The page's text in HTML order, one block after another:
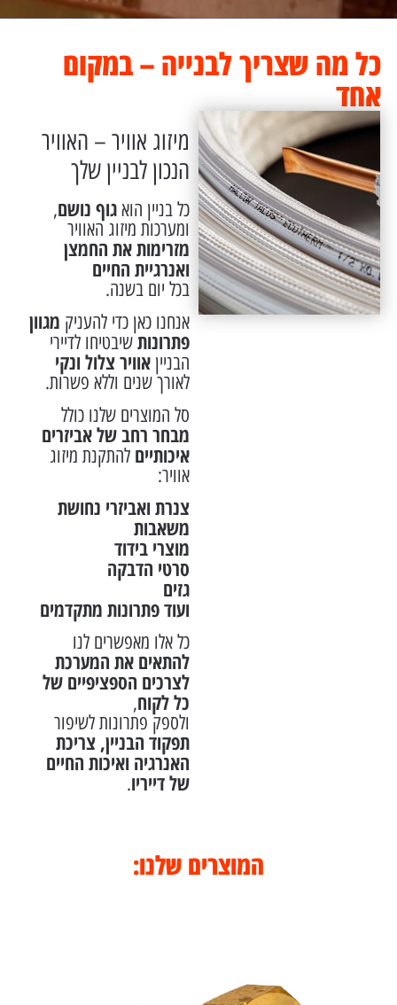
כל מה שצריך לבנייה – במקום
אחד
מיזוג אוויר – האוויר
הנכון לבניין שלך
כל בניין הואגוף נושם,
ומערכות מיזוג האוויר
מזרימות את החמצן
ואנרגיית החיים
בכל יום בשנה.
אנחנו כאן כדי להעניק מגוון
פתרונותשיבטיחו לדיירי
הבניין אוויר צלול ונקי
לאורך שנים וללא פשרות.
סל המוצרים שלנו כולל
מבחר רחב של אביזרים
איכותיים להתקנת מיזוג
אוויר:
צנרת ואביזרי נחושת
משאבות
מוצרי בידוד
סרטי הדבקה
גזים
ועוד פתרונות מתקדמים
כל אלו מאפשרים לנו
להתאים את המערכת
לצרכים הספציפיים של
כל לקוח,
ולספק פתרונות לשיפור
תפקוד הבניין, צריכת
האנרגיה ואיכות החיים
של דייריו.
המוצרים שלנו: